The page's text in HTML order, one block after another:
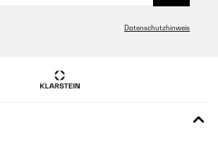
Datenschutzhinweis